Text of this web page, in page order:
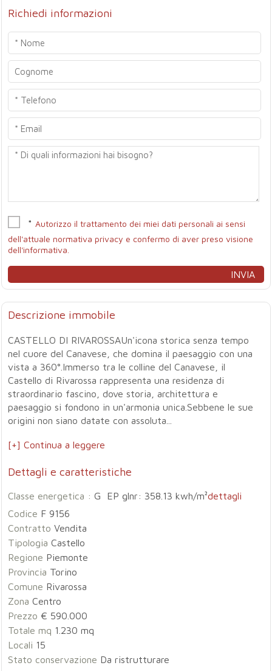
Richiedi informazioni
*Autorizzo il trattamento dei miei dati personali ai sensi
dell'attuale normativa privacy e confermo di aver preso visione
dell'informativa.
Descrizione immobile
CASTELLO DI RIVAROSSAUn'icona storica senza tempo
nel cuore del Canavese, che domina il paesaggio con una
vista a 360°.Immerso tra le colline del Canavese, il
Castello di Rivarossa rappresenta una residenza di
straordinario fascino, dove storia, architettura e
paesaggio si fondono in un'armonia unica.Sebbene le sue
origini non siano datate con assoluta...
[+] Continua a leggere
Dettagli e caratteristiche
Classe energetica :G EP glnr: 358.13 kwh/m²dettagli
Codice F 9156
Contratto Vendita
Tipologia Castello
Regione Piemonte
Provincia Torino
Comune Rivarossa
Zona Centro
Prezzo € 590.000
Totale mq 1.230 mq
Locali 15
Stato conservazione Da ristrutturare